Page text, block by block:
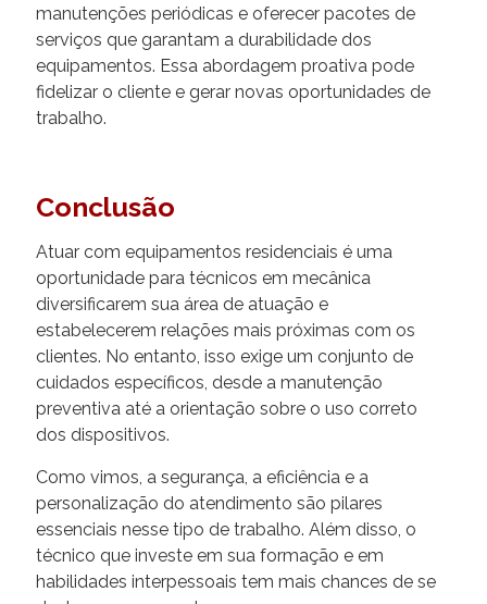
manutenções periódicas e oferecer pacotes de
serviços que garantam a durabilidade dos
equipamentos. Essa abordagem proativa pode
fidelizar o cliente e gerar novas oportunidades de
trabalho.
Conclusão
Atuar com equipamentos residenciais é uma
oportunidade para técnicos em mecânica
diversificarem sua área de atuação e
estabelecerem relações mais próximas com os
clientes. No entanto, isso exige um conjunto de
cuidados específicos, desde a manutenção
preventiva até a orientação sobre o uso correto
dos dispositivos.
Como vimos, a segurança, a eficiência e a
personalização do atendimento são pilares
essenciais nesse tipo de trabalho. Além disso, o
técnico que investe em sua formação e em
habilidades interpessoais tem mais chances de se